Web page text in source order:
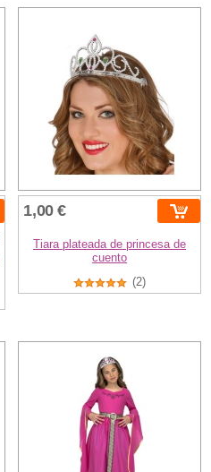
1,00 €
Tiara plateada de princesa de
cuento
(2)